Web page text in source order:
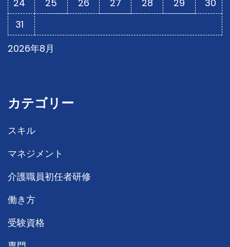
2026年8月
24
25 26 27 28 29
30
31
カテゴリー
スキル
マネジメント
介護職員初任者研修
働き方
受験資格